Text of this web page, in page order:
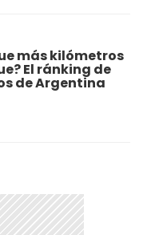
más kilómetros
El ránking de
de Argentina